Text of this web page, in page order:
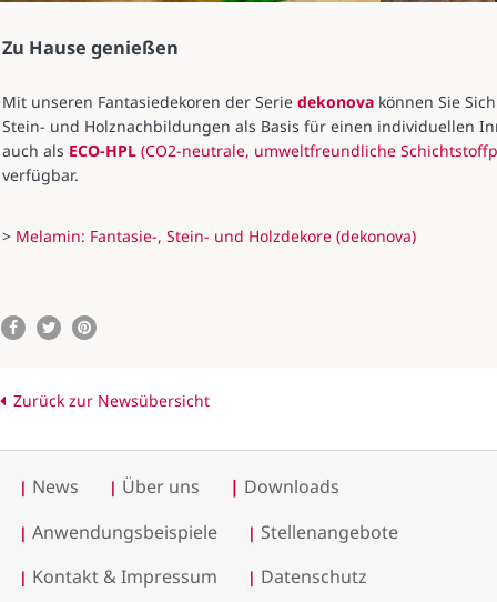
Zu Hause genießen
Mit unseren Fantasiedekoren der Serie dekonovakönnen Sie
Stein- und Holznachbildungen als Basis für einen individuellen
auch als ECO-HPL(CO2-neutrale, umweltfreundliche
verfügbar.
> Melamin: Fantasie-, Stein- und Holzdekore (dekonova)
Zurück zur Newsübersicht
| News | Über uns | Downloads
| Anwendungsbeispiele | Stellenangebote
| Kontakt & Impressum | Datenschutz